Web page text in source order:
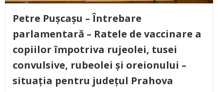
Petre Pușcașu – Întrebare
parlamentară – Ratele de vaccinare a
copiilor împotriva rujeolei, tusei
convulsive, rubeolei și oreionului –
situația pentru județul Prahova